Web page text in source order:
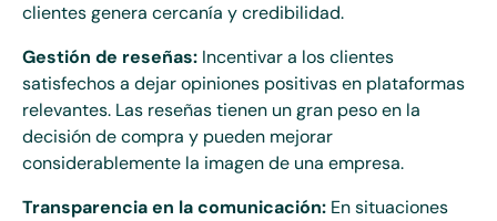
clientes genera cercanía y credibilidad.
Gestión de reseñas: Incentivar a los clientes
satisfechos a dejar opiniones positivas en plataformas
relevantes. Las reseñas tienen un gran peso en la
decisión de compra y pueden mejorar
considerablemente la imagen de una empresa.
Transparencia en la comunicación: En situaciones